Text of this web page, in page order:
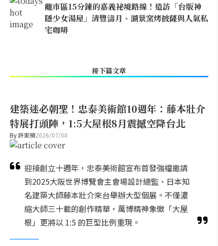
離市區15分鐘的嘉義祕境路線！造訪「台版神
隱少女湯屋」清豐濤月、湖景窯烤披薩與人氣私
宅咖啡
接下篇文章
建築迷必朝聖！忠泰美術館10週年：藤本壯介
特展打頭陣，1:5大屋根8月震撼空降台北
By許家禎2026/07/08
迎接創立十週年，忠泰美術館宣布首發強檔邀請
到2025大阪世界博覽會主會場設計總監、日本知
名建築大師藤本壯介來台舉辦大型個展。不僅濃
縮大師三十載的創作精華，萬博精神象徵「大屋
根」更將以 1:5 的巨型比例重現。